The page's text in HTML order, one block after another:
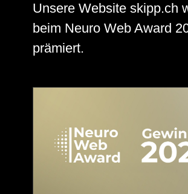
Unsere Website skipp.ch
beim Neuro Web Award
prämiert.